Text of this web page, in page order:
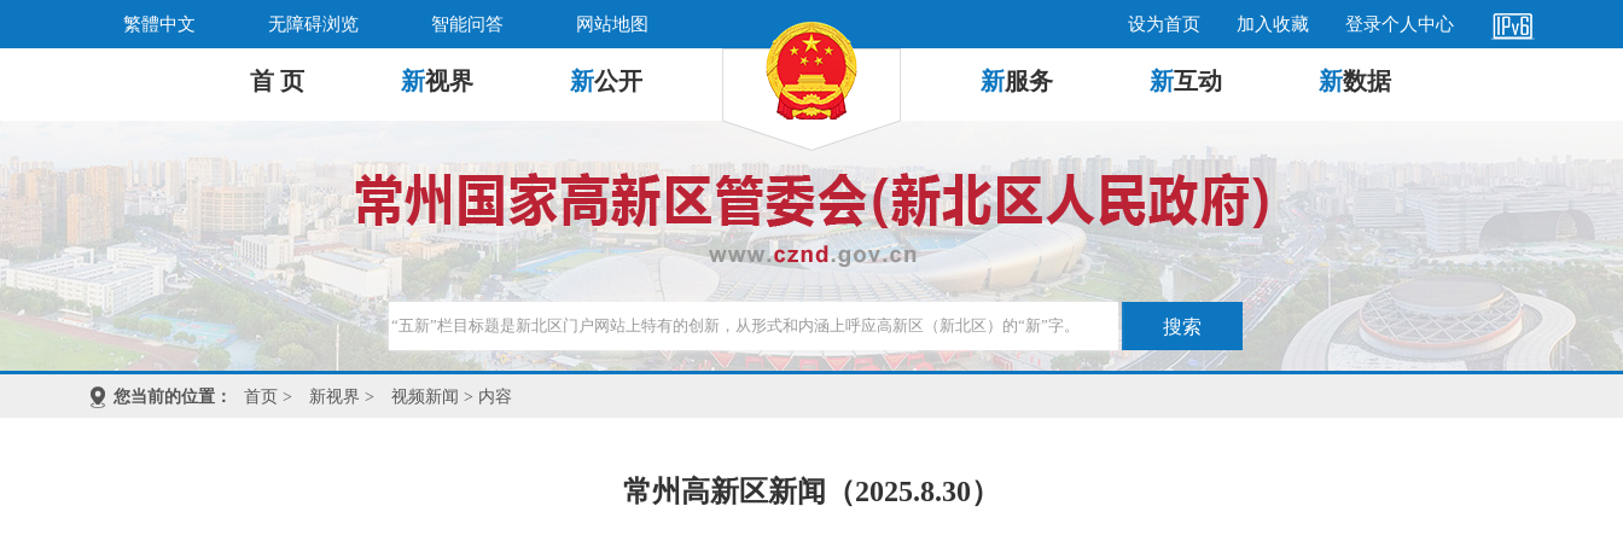
繁體中文 无障碍浏览 智能问答 网站地图 设为首页 加入收藏 登录个人中心
首 页 新视界 新公开 新服务 新互动 新数据
您当前的位置： 首页 > 新视界 > 视频新闻 > 内容
常州高新区新闻（2025.8.30）